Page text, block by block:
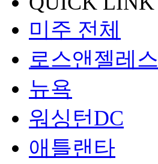
미주 전체
로스앤젤레스
뉴욕
워싱턴DC
애틀랜타